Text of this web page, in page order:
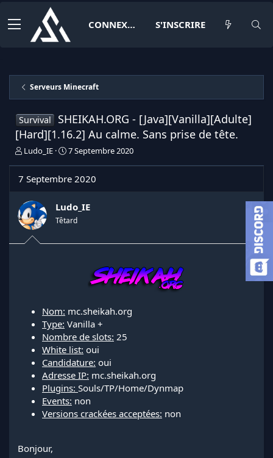
CONNEXION S'INSCRIRE
Serveurs Minecraft
Survival
SHEIKAH.ORG - [Java][Vanilla][Adulte]
[Hard][1.16.2] Au calme. Sans prise de tête.
I
a
t
e
u
Ludo_IE
D
e
e
é
7 Septembre 2020
7 Septembre 2020
Ludo_IE
Têtard
Nom: mc.sheikah.org
Type: Vanilla +
Nombre de slots: 25
White list: oui
Candidature: oui
Adresse IP: mc.sheikah.org
Plugins: Souls/TP/Home/Dynmap
Events: non
Versions crackées acceptées: non
Bonjour,